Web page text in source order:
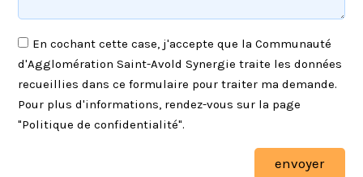
En cochant cette case, j'accepte que la Communauté
d'Agglomération Saint-Avold Synergie traite les données
recueillies dans ce formulaire pour traiter ma demande.
Pour plus d'informations, rendez-vous sur la page
"Politique de confidentialité".
envoyer